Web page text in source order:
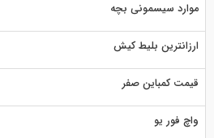
موارد سیسمونی بچه
ارزانترین بلیط کیش
قیمت کمباین صفر
واچ فور یو